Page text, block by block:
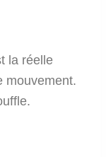
la réelle
mouvement.